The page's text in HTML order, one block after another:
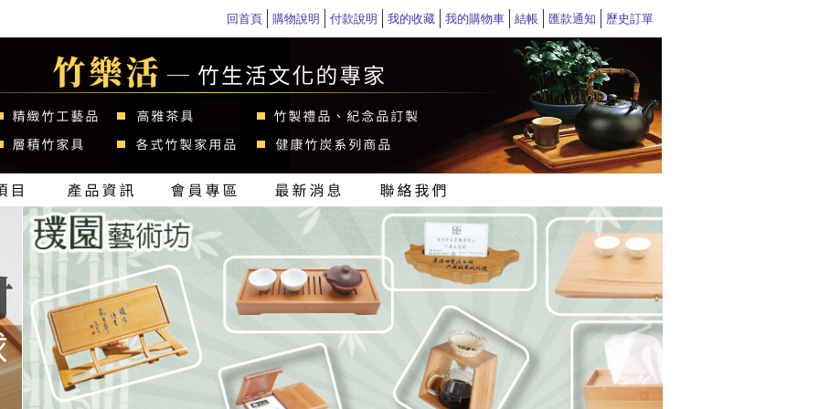
回首頁 購物說明 付款說明 我的收藏 我的購物車 結帳 匯款通知 歷史訂單
>